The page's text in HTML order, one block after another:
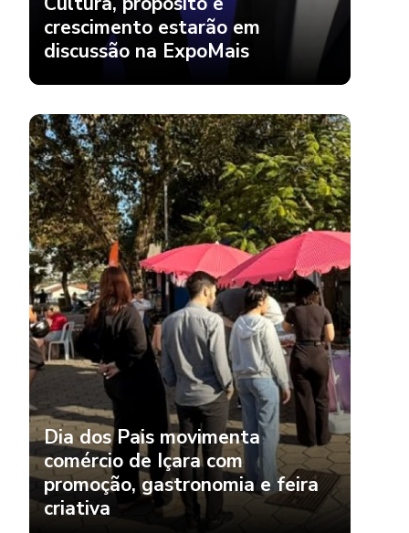
crescimento estarão em
discussão na ExpoMais
Dia dos Pais movimenta
comércio de Içara com
promoção, gastronomia e feira
criativa